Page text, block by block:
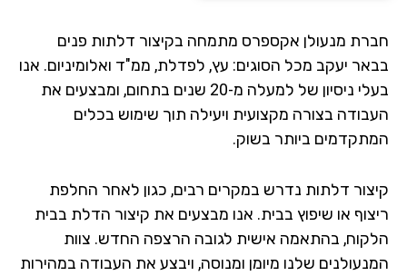
מנעולן אקספרס מתמחה בקיצור דלתות פנים
יעקב מכל הסוגים: עץ, לפדלת, ממ"ד ואלומיניום. אנו
בעלי ניסיון של למעלה מ-20 שנים בתחום, ומבצעים את
בצורה מקצועית ויעילה תוך שימוש בכלים
ביותר בשוק.
דלתות נדרש במקרים רבים, כגון לאחר החלפת
או שיפוץ בבית. אנו מבצעים את קיצור הדלת בבית
בהתאמה אישית לגובה הרצפה החדש. צוות
שלנו מיומן ומנוסה, ויבצע את העבודה במהירות